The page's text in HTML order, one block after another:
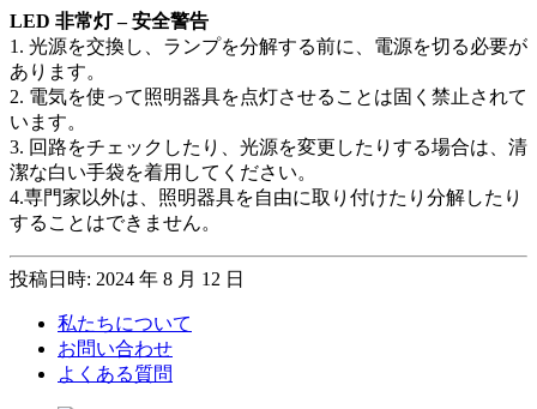
LED 非常灯 – 安全警告
1. 光源を交換し、ランプを分解する前に、電源を切る必要が
あります。
2. 電気を使って照明器具を点灯させることは固く禁止されて
います。
3. 回路をチェックしたり、光源を変更したりする場合は、清
潔な白い手袋を着用してください。
4.専門家以外は、照明器具を自由に取り付けたり分解したり
することはできません。
投稿日時: 2024 年 8 月 12 日
私たちについて
お問い合わせ
よくある質問